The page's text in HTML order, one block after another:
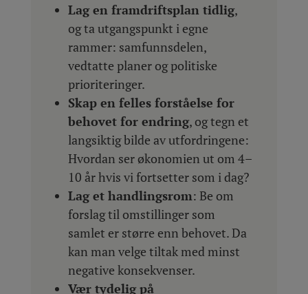
Lag en framdriftsplan tidlig,
og ta utgangspunkt i egne
rammer: samfunnsdelen,
vedtatte planer og politiske
prioriteringer.
Skap en felles forståelse for
behovet for endring, og tegn et
langsiktig bilde av utfordringene:
Hvordan ser økonomien ut om 4–
10 år hvis vi fortsetter som i dag?
Lag et handlingsrom: Be om
forslag til omstillinger som
samlet er større enn behovet. Da
kan man velge tiltak med minst
negative konsekvenser.
Vær tydelig på